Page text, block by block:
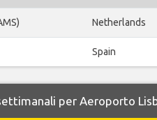
Netherlands
Spain
per Aeroporto